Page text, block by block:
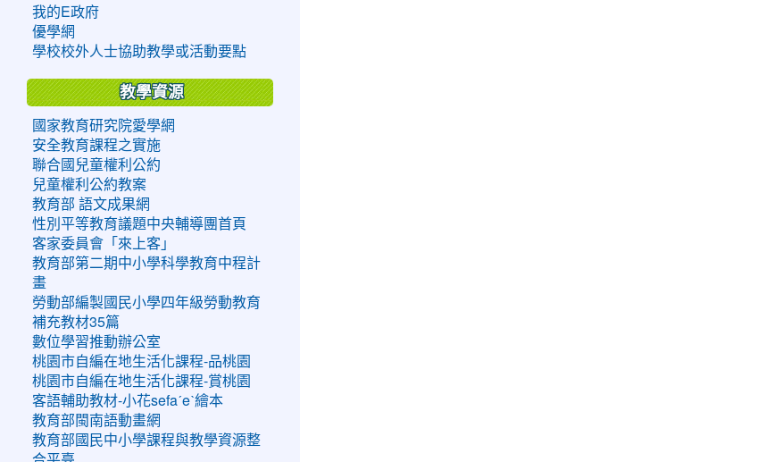
我的E政府
優學網
學校校外人士協助教學或活動要點
教學資源
國家教育研究院愛學網
安全教育課程之實施
聯合國兒童權利公約
兒童權利公約教案
教育部 語文成果網
性別平等教育議題中央輔導團首頁
客家委員會「來上客」
教育部第二期中小學科學教育中程計
畫
勞動部編製國民小學四年級勞動教育
補充教材35篇
數位學習推動辦公室
桃園市自編在地生活化課程-品桃園
桃園市自編在地生活化課程-賞桃園
客語輔助教材-小花sefaˊeˋ繪本
教育部閩南語動畫網
教育部國民中小學課程與教學資源整